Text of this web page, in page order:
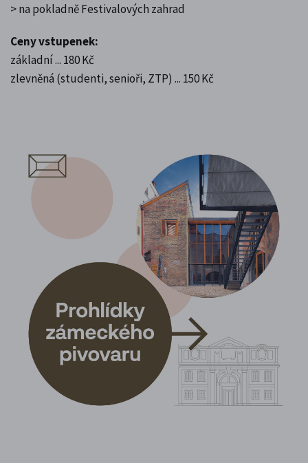
> na pokladně Festivalových zahrad
Ceny vstupenek:
základní ... 180 Kč
zlevněná (studenti, senioři, ZTP) ... 150 Kč